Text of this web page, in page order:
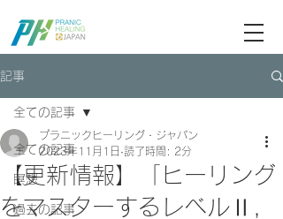
記事
全ての記事
瞑想
過去の記事
全ての記事
【更新情報】「ヒーリング
をマスターするレベルⅡ,
プラニックヒーリング・ジャパン
2023年11月1日 読了時間: 2分